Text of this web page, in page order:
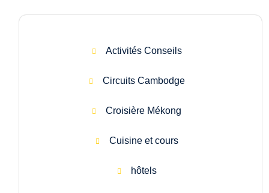
Activités Conseils
Circuits Cambodge
Croisière Mékong
Cuisine et cours
hôtels